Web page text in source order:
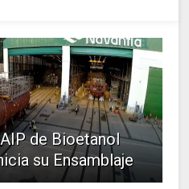
de Bioetanol
su Ensamblaje